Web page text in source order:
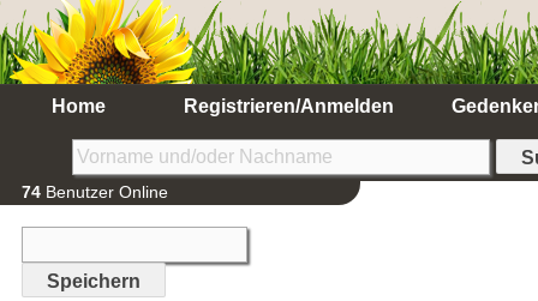
Home Registrieren/Anmelden
74 Benutzer Online